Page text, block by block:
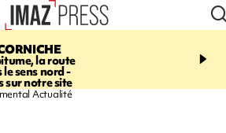
la route
sens nord -
sur notre site
10:33
l’enfance - une
Actualité